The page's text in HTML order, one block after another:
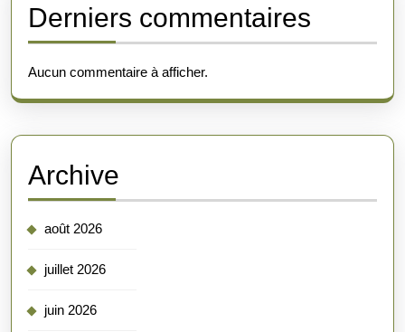
Derniers commentaires
Aucun commentaire à afficher.
Archive
août 2026
juillet 2026
juin 2026